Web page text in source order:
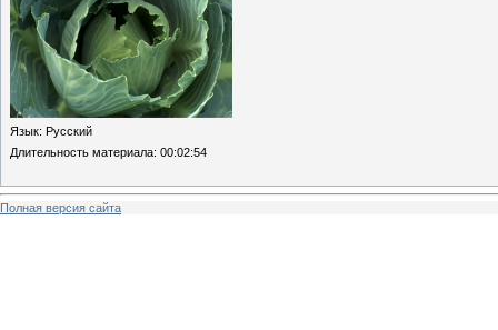
Язык: Русский
Длительность материала: 00:02:54
Полная версия сайта